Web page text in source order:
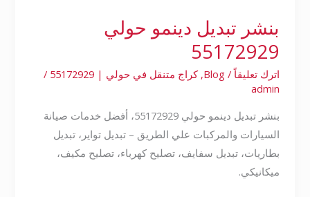
بنشر تبديل دينمو حولي
55172929
اترك تعليقاً /
Blog
,كراج متنقل في حولي | 55172929
/
admin
بنشر تبديل دينمو حولي 55172929، أفضل خدمات صيانة
السيارات والمركبات علي الطريق – تبديل تواير، تبديل
بطاريات، تبديل سفايف، تصليح كهرباء، تصليح مكيف،
ميكانيكي.